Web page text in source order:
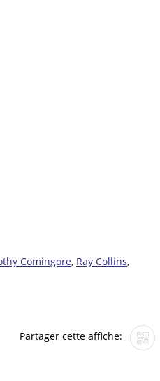
Comingore, Ray Collins,
Partager cette affiche: